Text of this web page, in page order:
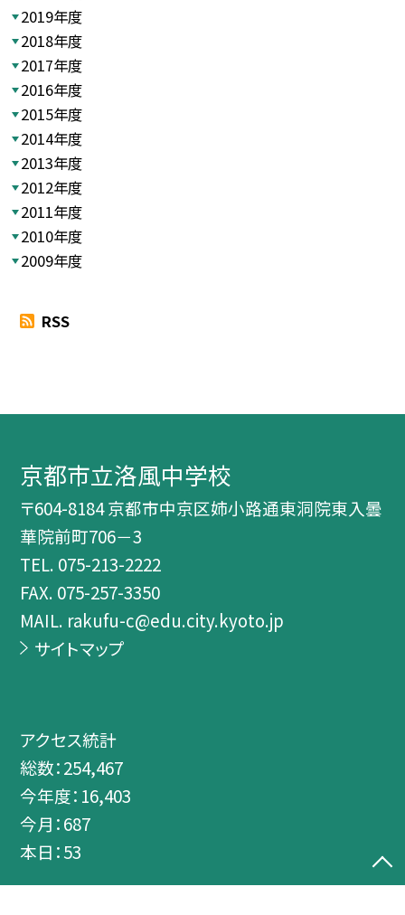
2019年度
2018年度
2017年度
2016年度
2015年度
2014年度
2013年度
2012年度
2011年度
2010年度
2009年度
RSS
京都市立洛風中学校
〒604-8184 京都市中京区姉小路通東洞院東入曇
華院前町706－3
TEL. 075-213-2222
FAX. 075-257-3350
MAIL. rakufu-c@edu.city.kyoto.jp
サイトマップ
アクセス統計
総数：254,467
今年度： 16,403
今月：687
本日：53